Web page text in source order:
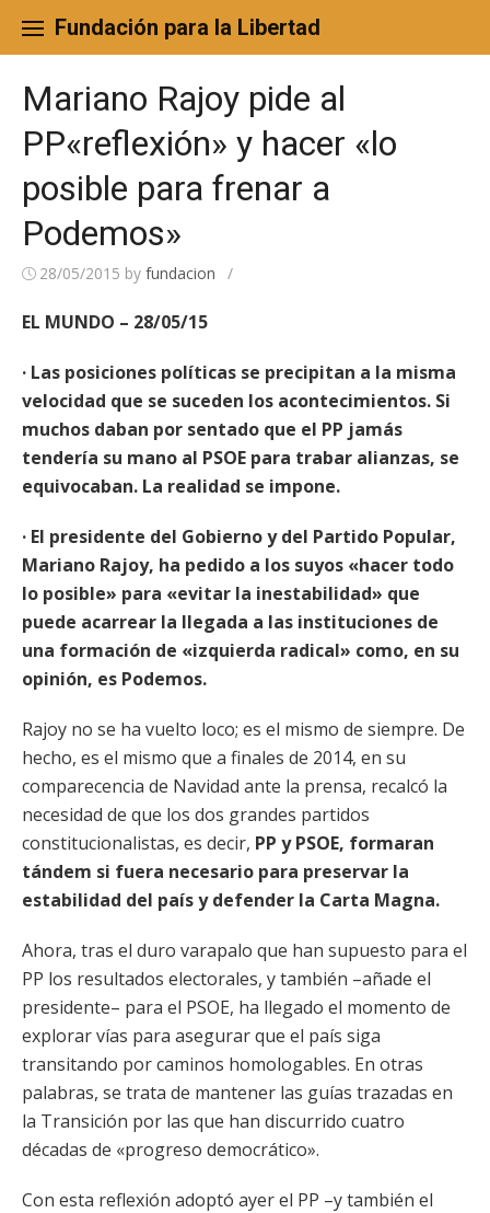
content
Fundación para la Libertad
Mariano Rajoy pide al
PP«reflexión» y hacer «lo
posible para frenar a
Podemos»
28/05/2015 by fundacion /
EL MUNDO – 28/05/15
· Las posiciones políticas se precipitan a la misma
velocidad que se suceden los acontecimientos. Si
muchos daban por sentado que el PP jamás
tendería su mano al PSOE para trabar alianzas, se
equivocaban. La realidad se impone.
· El presidente del Gobierno y del Partido Popular,
Mariano Rajoy, ha pedido a los suyos «hacer todo
lo posible» para «evitar la inestabilidad» que
puede acarrear la llegada a las instituciones de
una formación de «izquierda radical» como, en su
opinión, es Podemos.
Rajoy no se ha vuelto loco; es el mismo de siempre. De
hecho, es el mismo que a finales de 2014, en su
comparecencia de Navidad ante la prensa, recalcó la
necesidad de que los dos grandes partidos
constitucionalistas, es decir, PP y PSOE, formaran
tándem si fuera necesario para preservar la
estabilidad del país y defender la Carta Magna.
Ahora, tras el duro varapalo que han supuesto para el
PP los resultados electorales, y también –añade el
presidente– para el PSOE, ha llegado el momento de
explorar vías para asegurar que el país siga
transitando por caminos homologables. En otras
palabras, se trata de mantener las guías trazadas en
la Transición por las que han discurrido cuatro
décadas de «progreso democrático».
Con esta reflexión adoptó ayer el PP –y también el